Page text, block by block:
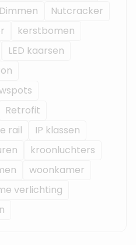
Dimmen
Nutcracker
kerstbomen
LED kaarsen
Retrofit
rail
IP klassen
kroonluchters
woonkamer
verlichting